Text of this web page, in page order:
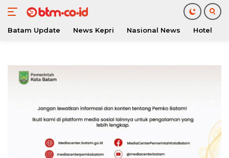
konten
Batam Update News Kepri Nasional News Hotel